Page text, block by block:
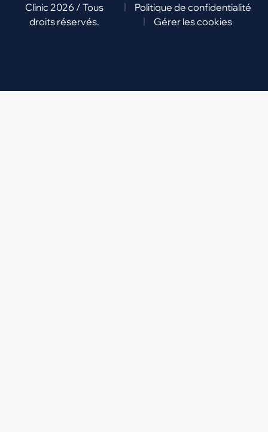
Clinic 2026 / Tous
droits réservés.
Politique de confidentialité
Gérer les cookies